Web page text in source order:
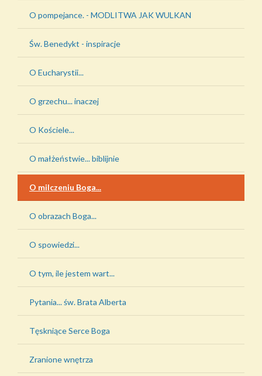
O pompejance. - MODLITWA JAK WULKAN
Św. Benedykt - inspiracje
O Eucharystii...
O grzechu... inaczej
O Kościele...
O małżeństwie... biblijnie
O milczeniu Boga...
O obrazach Boga...
O spowiedzi...
O tym, ile jestem wart...
Pytania... św. Brata Alberta
Tęskniące Serce Boga
Zranione wnętrza